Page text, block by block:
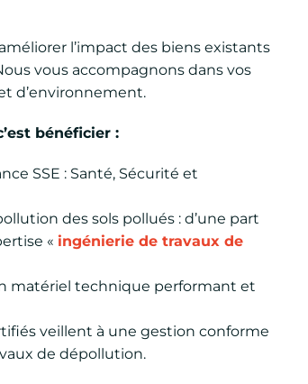
l’impact des biens existants
vous accompagnons dans vos
d’environnement.
’est bénéficier :
SSE : Santé, Sécurité et
des sols pollués : d’une part
« ingénierie de travaux de
matériel technique performant et
veillent à une gestion conforme
de dépollution.